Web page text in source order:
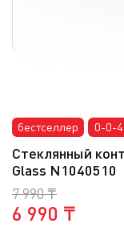
бестселлер 0-0-4
Стеклянный
Glass N1040510
7 990 ₸
6 990 ₸